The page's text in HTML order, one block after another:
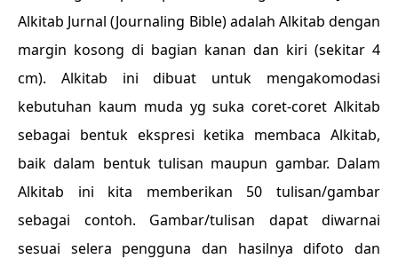
Alkitab Jurnal (Journaling Bible) adalah Alkitab dengan
margin kosong di bagian kanan dan kiri (sekitar 4
cm). Alkitab ini dibuat untuk mengakomodasi
kebutuhan kaum muda yg suka coret-coret Alkitab
sebagai bentuk ekspresi ketika membaca Alkitab,
baik dalam bentuk tulisan maupun gambar. Dalam
Alkitab ini kita memberikan 50 tulisan/gambar
sebagai contoh. Gambar/tulisan dapat diwarnai
sesuai selera pengguna dan hasilnya difoto dan